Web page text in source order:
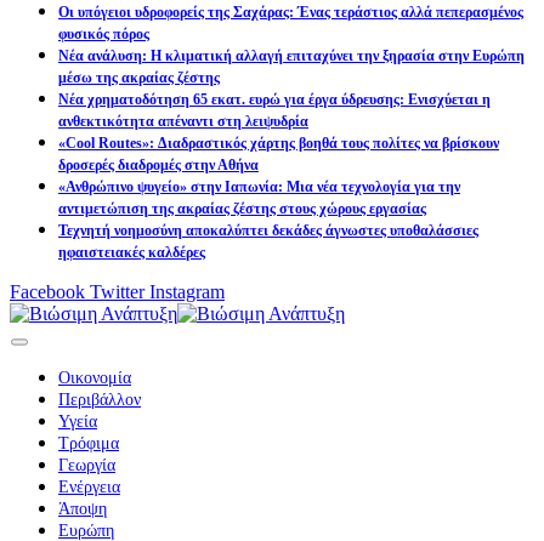
Οι υπόγειοι υδροφορείς της Σαχάρας: Ένας τεράστιος αλλά πεπερασμένος
φυσικός πόρος
Νέα ανάλυση: Η κλιματική αλλαγή επιταχύνει την ξηρασία στην Ευρώπη
μέσω της ακραίας ζέστης
Νέα χρηματοδότηση 65 εκατ. ευρώ για έργα ύδρευσης: Ενισχύεται η
ανθεκτικότητα απέναντι στη λειψυδρία
«Cool Routes»: Διαδραστικός χάρτης βοηθά τους πολίτες να βρίσκουν
δροσερές διαδρομές στην Αθήνα
«Ανθρώπινο ψυγείο» στην Ιαπωνία: Μια νέα τεχνολογία για την
αντιμετώπιση της ακραίας ζέστης στους χώρους εργασίας
Τεχνητή νοημοσύνη αποκαλύπτει δεκάδες άγνωστες υποθαλάσσιες
ηφαιστειακές καλδέρες
Facebook Twitter Instagram
Οικονομία
Περιβάλλον
Υγεία
Τρόφιμα
Γεωργία
Ενέργεια
Άποψη
Ευρώπη